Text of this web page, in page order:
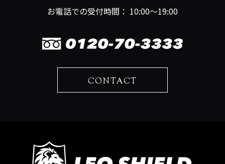
お電話での受付時間： 10:00～19:00
CONTACT